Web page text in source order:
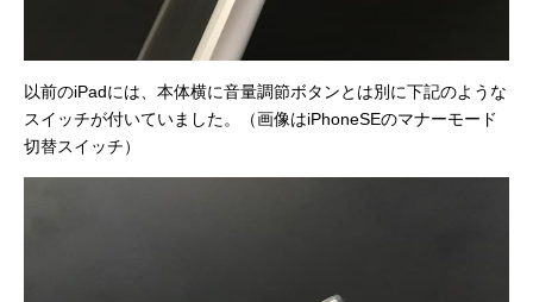
以前のiPadには、本体横に音量調節ボタンとは別に下記のような
スイッチが付いていました。（画像はiPhoneSEのマナーモード
切替スイッチ）